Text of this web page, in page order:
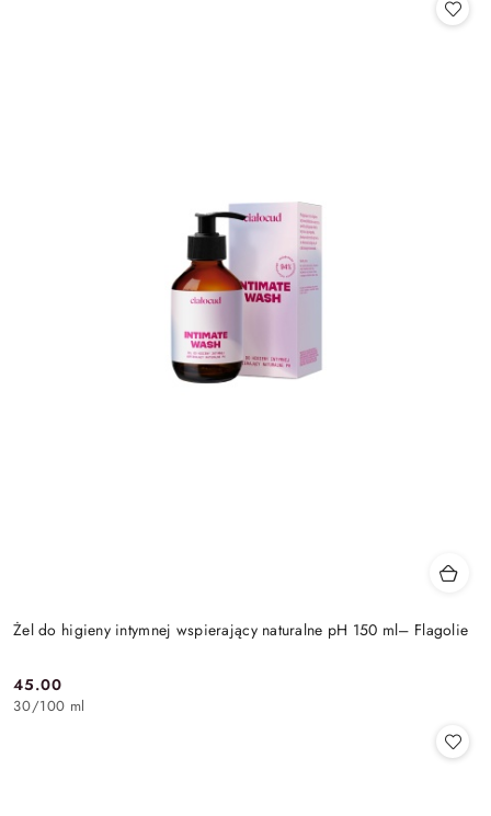
Żel do higieny intymnej wspierający naturalne pH 150 ml– Flagolie
Cena:
45.00
30/100 ml